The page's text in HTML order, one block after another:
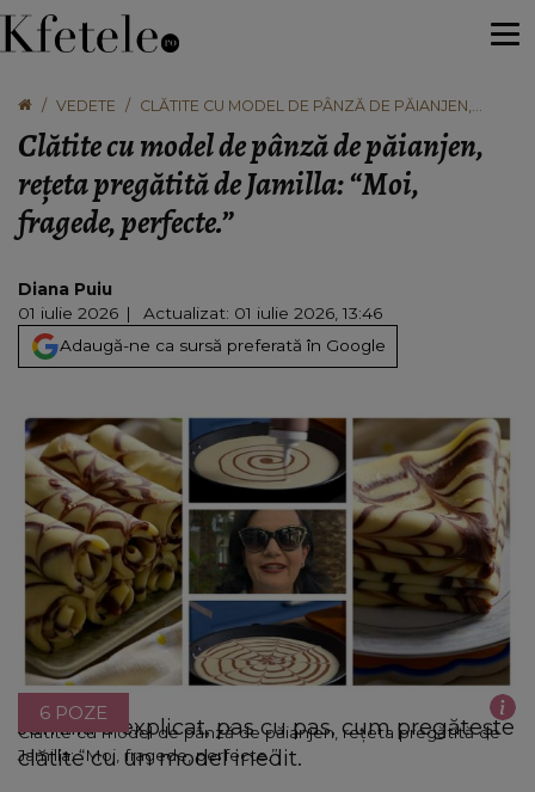
VEDETE
CLĂTITE CU MODEL DE PÂNZĂ DE PĂIANJEN,
PERFECTE.”
Clătite cu model de pânză de păianjen,
rețeta pregătită de Jamilla: “Moi,
fragede, perfecte.”
Diana Puiu
01 iulie 2026
Actualizat: 01 iulie 2026, 13:46
Adaugă-ne ca sursă preferată în Google
Clătite cu model de pânză de păianjen, rețeta pregătită de
Jamilla: “Moi, fragede, perfecte.”
6 POZE
Jamilla a explicat, pas cu pas, cum pregătește
clătite cu un model inedit.